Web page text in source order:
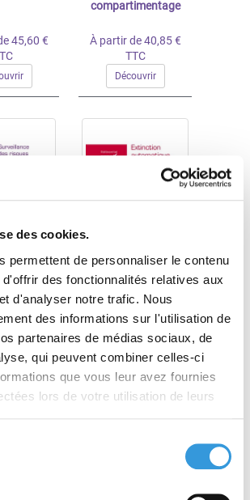
des cookies.
permettent de personnaliser le contenu
des fonctionnalités relatives aux
d'analyser notre trafic. Nous
des informations sur l'utilisation de
partenaires de médias sociaux, de
qui peuvent combiner celles-ci
que vous leur avez fournies
lors de votre utilisation de leurs
45,60 €
compartimentage
À partir de 40,85 €
TTC
Découvrir
APSAD R8
43,70 €
R12 Extinction
mousse à haut
foisonnement
À partir de 36,10 €
TTC
Découvrir